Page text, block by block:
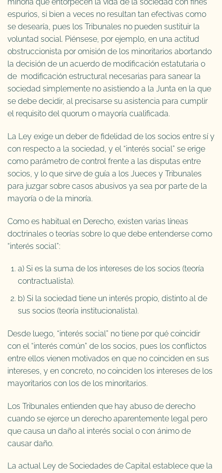
espurios, si bien a veces no resultan tan efectivas como
se desearía, pues los Tribunales no pueden sustituir la
voluntad social. Piénsese, por ejemplo, en una actitud
obstruccionista por omisión de los minoritarios abortando
la decisión de un acuerdo de modificación estatutaria o
de modificación estructural necesarias para sanear la
sociedad simplemente no asistiendo a la Junta en la que
se debe decidir, al precisarse su asistencia para cumplir
el requisito del quorum o mayoría cualificada.
La Ley exige un deber de fidelidad de los socios entre sí y
con respecto a la sociedad, y el “interés social” se erige
como parámetro de control frente a las disputas entre
socios, y lo que sirve de guía a los Jueces y Tribunales
para juzgar sobre casos abusivos ya sea por parte de la
mayoría o de la minoría.
Como es habitual en Derecho, existen varias líneas
doctrinales o teorías sobre lo que debe entenderse como
“interés social”:
a) Si es la suma de los intereses de los socios (teoría
contractualista).
b) Si la sociedad tiene un interés propio, distinto al de
sus socios (teoría institucionalista).
Desde luego, “interés social” no tiene por qué coincidir
con el “interés común” de los socios, pues los conflictos
entre ellos vienen motivados en que no coinciden en sus
intereses, y en concreto, no coinciden los intereses de los
mayoritarios con los de los minoritarios.
Los Tribunales entienden que hay abuso de derecho
cuando se ejerce un derecho aparentemente legal pero
que causa un daño al interés social o con ánimo de
causar daño.
La actual Ley de Sociedades de Capital establece que la